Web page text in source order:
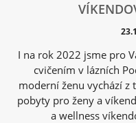
I na rok 2022 jsme pro
cvičením v lázních
moderní ženu vychází z
pobyty pro ženy a
a wellness